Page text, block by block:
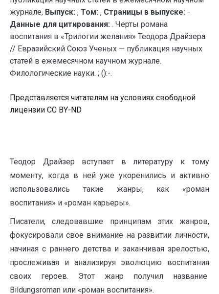
журнале, Выпуск: , Том: , Страницы в выпуске: -
Данные для цитирования: . Черты романа
воспитания в «Трилогии желания» Теодора Драйзера
// Евразийский Союз Ученых — публикация научных
статей в ежемесячном научном журнале.
Филологические науки. ; ():-.
Представляется читателям на условиях свободной
лицензии CC BY-ND
Теодор Драйзер вступает в литературу к тому
моменту, когда в ней уже укоренились и активно
использовались такие жанры, как «роман
воспитания» и «роман карьеры».
Писатели, следовавшие принципам этих жанров,
фокусировали свое внимание на развитии личности,
начиная с раннего детства и заканчивая зрелостью,
прослеживая и анализируя эволюцию воспитания
своих героев. Этот жанр получил название
Bildungsroman или «роман воспитания».